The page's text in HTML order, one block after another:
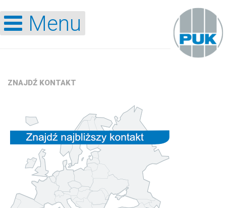
Menu
ZNAJDŹ KONTAKT